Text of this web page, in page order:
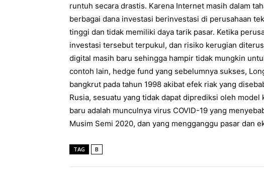
runtuh secara drastis. Karena Internet masih dalam
berbagai dana investasi berinvestasi di perusahaan
tinggi dan tidak memiliki daya tarik pasar. Ketika
investasi tersebut terpukul, dan risiko kerugian
digital masih baru sehingga hampir tidak mungkin
contoh lain, hedge fund yang sebelumnya sukses,
bangkrut pada tahun 1998 akibat efek riak yang
Rusia, sesuatu yang tidak dapat diprediksi oleh
baru adalah munculnya virus COVID-19 yang
Musim Semi 2020, dan yang mengganggu pasar dan
TAG B